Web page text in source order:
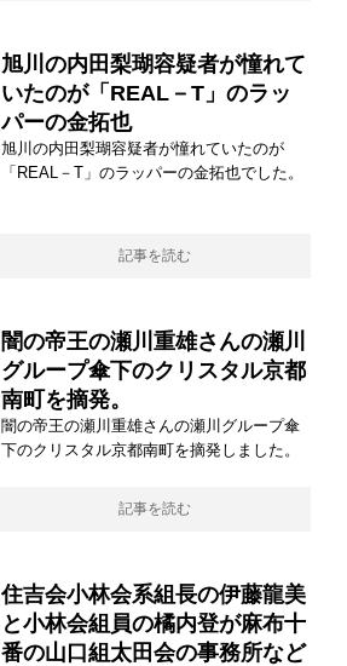
旭川の内田梨瑚容疑者が憧れて
いたのが「REAL－T」のラッ
パーの金拓也
旭川の内田梨瑚容疑者が憧れていたのが
「REAL－T」のラッパーの金拓也でした。
記事を読む
闇の帝王の瀬川重雄さんの瀬川
グループ傘下のクリスタル京都
南町を摘発。
闇の帝王の瀬川重雄さんの瀬川グループ傘
下のクリスタル京都南町を摘発しました。
記事を読む
住吉会小林会系組長の伊藤龍美
と小林会組員の橘内登が麻布十
番の山口組太田会の事務所など